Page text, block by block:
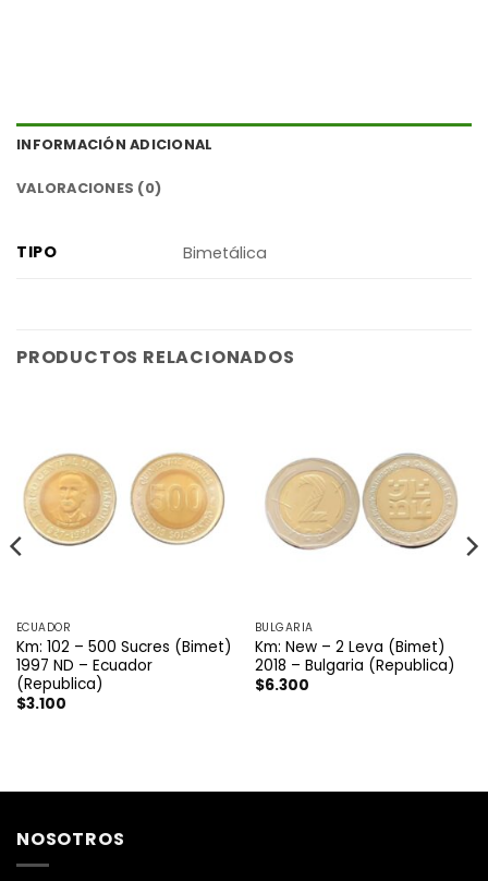
INFORMACIÓN ADICIONAL
VALORACIONES (0)
TIPO Bimetálica
PRODUCTOS RELACIONADOS
ECUADOR
Km: 102 – 500 Sucres (Bimet)
1997 ND – Ecuador
(Republica)
$3.100
BULGARIA
Km: New – 2 Leva (Bimet)
2018 – Bulgaria (Republica)
$6.300
NOSOTROS